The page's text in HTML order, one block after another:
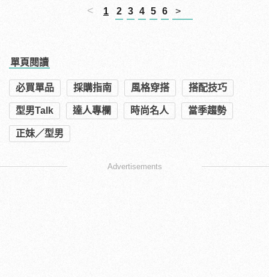
< 1 2 3 4 5 6 >
單頁閱讀
必買單品 採購指南 風格穿搭 搭配技巧
型男Talk 達人專欄 時尚名人 當季趨勢
正妹／型男
Advertisements